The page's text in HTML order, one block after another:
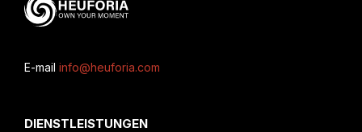
E-mail info@heuforia.com
DIENSTLEISTUNGEN